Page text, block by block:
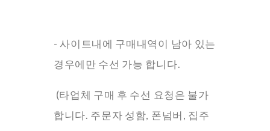
- 사이트내에 구매내역이 남아 있는
경우에만 수선 가능 합니다.
(타업체 구매 후 수선 요청은 불가
합니다. 주문자 성함, 폰넘버, 집주